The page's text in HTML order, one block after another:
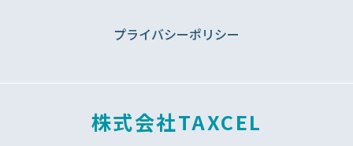
プライバシーポリシー
株式会社TAXCEL